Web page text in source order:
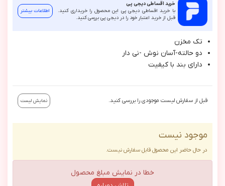
خرید اقساطی دیجی پی
با خرید اقساطی دیجی پی این محصول را خریداری کنید.
قبل از خرید اعتبار خود را در دیجی پی بررسی کنید.
اطلاعات بیشتر
تك مخزن
دو حالته-آسان نوش -ني دار
داراي بند با كيفيت
قبل از سفارش لیست موجودی را بررسی کنید. نمایش لیست
موجود نیست
در حال حاضر این محصول قابل سفارش نیست.
خطا در نمایش مبلغ محصول